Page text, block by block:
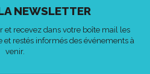
NEWSLETTER
et recevez dans votre boîte mail les
restés informés des événements à
venir.